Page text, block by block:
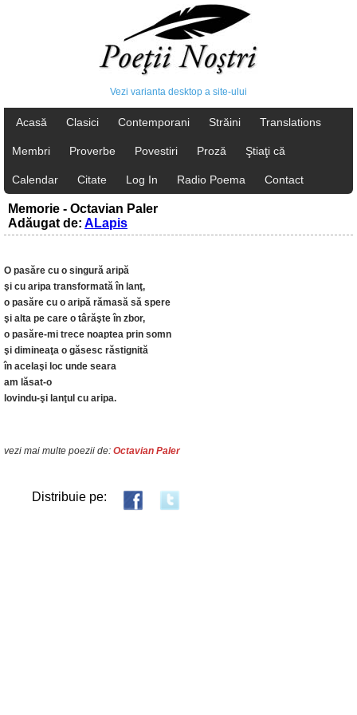
Vezi varianta desktop a site-ului
Acasă Clasici Contemporani Străini Translations
Membri Proverbe Povestiri Proză Ştiaţi că
Calendar Citate Log In Radio Poema Contact
Memorie - Octavian Paler
Adăugat de: ALapis
O pasăre cu o singură aripă
şi cu aripa transformată în lanţ,
o pasăre cu o aripă rămasă să spere
şi alta pe care o târăşte în zbor,
o pasăre-mi trece noaptea prin somn
şi dimineaţa o găsesc răstignită
în acelaşi loc unde seara
am lăsat-o
lovindu-şi lanţul cu aripa.
vezi mai multe poezii de: Octavian Paler
Distribuie pe: